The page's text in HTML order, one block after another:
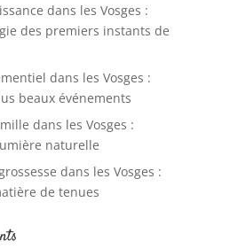
dans les Vosges :
des premiers instants de
dans les Vosges :
beaux événements
dans les Vosges :
naturelle
dans les Vosges :
de tenues